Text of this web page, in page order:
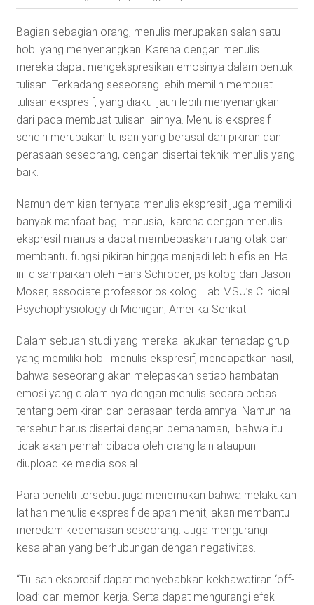
Bagian sebagian orang, menulis merupakan salah satu
hobi yang menyenangkan. Karena dengan menulis
mereka dapat mengekspresikan emosinya dalam bentuk
tulisan. Terkadang seseorang lebih memilih membuat
tulisan ekspresif, yang diakui jauh lebih menyenangkan
dari pada membuat tulisan lainnya. Menulis ekspresif
sendiri merupakan tulisan yang berasal dari pikiran dan
perasaan seseorang, dengan disertai teknik menulis yang
baik.
Namun demikian ternyata menulis ekspresif juga memiliki
banyak manfaat bagi manusia, karena dengan menulis
ekspresif manusia dapat membebaskan ruang otak dan
membantu fungsi pikiran hingga menjadi lebih efisien. Hal
ini disampaikan oleh Hans Schroder, psikolog dan Jason
Moser, associate professor psikologi Lab MSU’s Clinical
Psychophysiology di Michigan, Amerika Serikat.
Dalam sebuah studi yang mereka lakukan terhadap grup
yang memiliki hobi menulis ekspresif, mendapatkan hasil,
bahwa seseorang akan melepaskan setiap hambatan
emosi yang dialaminya dengan menulis secara bebas
tentang pemikiran dan perasaan terdalamnya. Namun hal
tersebut harus disertai dengan pemahaman, bahwa itu
tidak akan pernah dibaca oleh orang lain ataupun
diupload ke media sosial.
Para peneliti tersebut juga menemukan bahwa melakukan
latihan menulis ekspresif delapan menit, akan membantu
meredam kecemasan seseorang. Juga mengurangi
kesalahan yang berhubungan dengan negativitas.
“Tulisan ekspresif dapat menyebabkan kekhawatiran ‘off-
load’ dari memori kerja. Serta dapat mengurangi efek